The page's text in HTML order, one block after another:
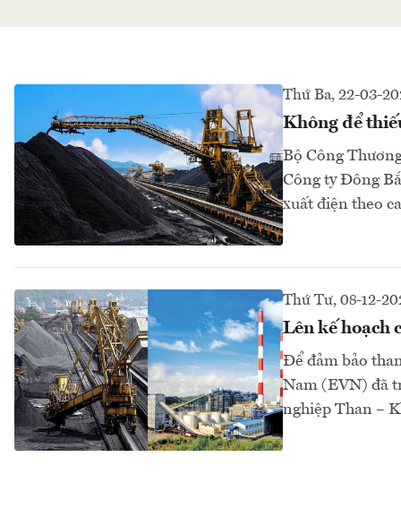
Thứ Ba, 22-03-
Không để
Bộ Công
Công ty Đông
xuất điện theo
Thứ Tư, 08-12-
Lên kế hoạch
Để đảm bảo
Nam (EVN) đã
nghiệp Than –